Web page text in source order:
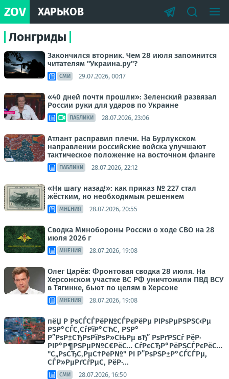
ZOV ХАРЬКОВ
Лонгриды
Закончился вторник. Чем 28 июля запомнится
читателям "Украина.ру"?
СМИ 29.07.2026, 00:17
«40 дней почти прошли»: Зеленский развязал
России руки для ударов по Украине
ПАБЛИКИ 28.07.2026, 23:06
Атлант расправил плечи. На Бурлукском
направлении российские войска улучшают
тактическое положение на восточном фланге
ПАБЛИКИ 28.07.2026, 22:12
«Ни шагу назад!»: как приказ № 227 стал
жёстким, но необходимым решением
МНЕНИЯ 28.07.2026, 20:55
Сводка Минобороны России о ходе СВО на 28
июля 2026 г
МНЕНИЯ 28.07.2026, 19:08
Олег Царёв: Фронтовая сводка 28 июля. На
Херсонском участке ВС РФ уничтожили ПВД ВСУ
в Тягинке, бьют по целям в Херсоне
МНЕНИЯ 28.07.2026, 19:08
пёЏ Р РѕСЃСЃРёР№СЃРєРёРµ РІРѕРµРЅРЅС‹Рµ
РЅР°СЃС‚СѓРїР°СЋС‚ РЅР°
Р”РѕР±СЂРѕРїРѕР»СЊРµ вЂ” РѕРґРЅСѓ РёР·
РІР°Р¶РЅРµР№С€РёС… СѓРєСЂР°РёРЅСЃРєРёС…
"С„РѕСЂС‚РµС†РёР№" РІ Р”РѕРЅР±Р°СЃСЃРµ,
СЃР»РµРґСѓРµС‚ РёР·...
СМИ 28.07.2026, 16:50